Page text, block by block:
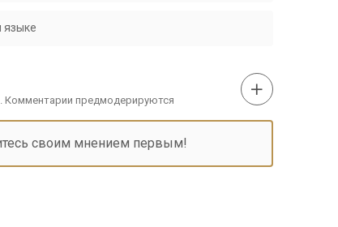
языке
Комментарии предмодерируются
своим мнением первым!